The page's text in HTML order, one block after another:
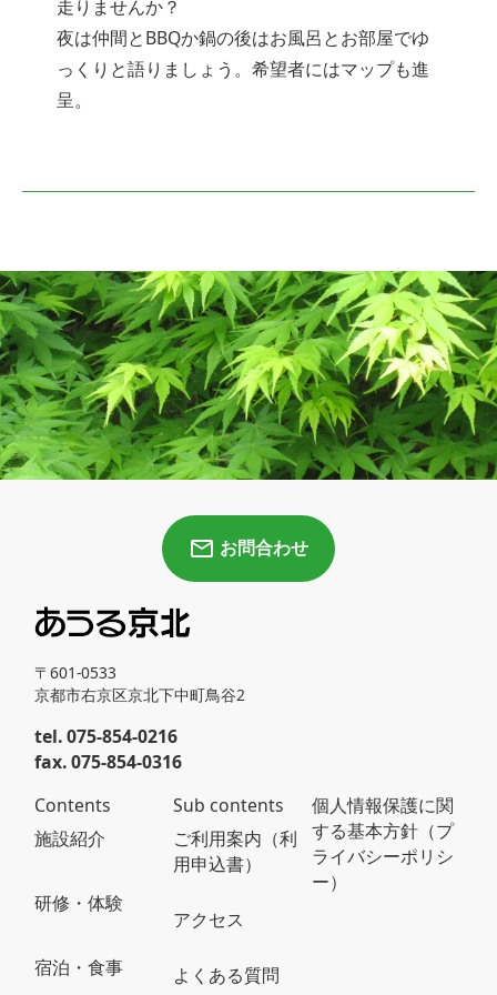
走りませんか？
夜は仲間とBBQか鍋の後はお風呂とお部屋でゆ
っくりと語りましょう。希望者にはマップも進
呈。
〒601-0533
京都市右京区京北下中町鳥谷2
tel. 075-854-0216
fax. 075-854-0316
Contents
施設紹介
研修・体験
宿泊・食事
Sub contents
ご利用案内（利
用申込書）
アクセス
よくある質問
個人情報保護に関
する基本方針（プ
ライバシーポリシ
ー）
お問合わせ